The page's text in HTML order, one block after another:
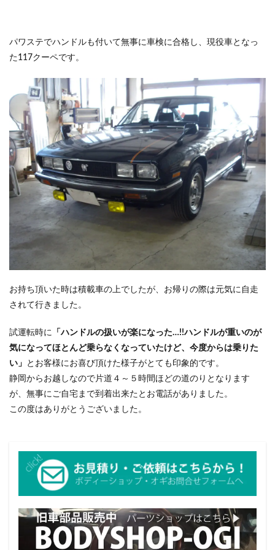
パワステでハンドルも付いて無事に車検に合格し、現役車となっ
た117クーペです。
お持ち頂いた時は積載車の上でしたが、お帰りの際は元気に自走
されて行きました。
試運転時に 「ハンドルの扱いが楽になった…!!ハンドルが重いのが
気になってほとんど乗らなくなっていたけど、今度からは乗りた
い」
とお客様にお喜び頂けた様子がとても印象的です。
静岡からお越しなので片道４～５時間ほどの道のりとなります
が、無事にご自宅まで到着出来たとお電話がありました。
この度はありがとうございました。